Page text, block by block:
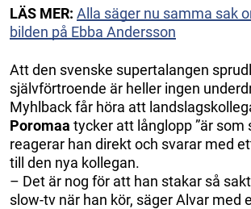
LÄS MER: Alla säger nu samma sak
bilden på Ebba Andersson
Att den svenske supertalangen
självförtroende är heller ingen
Myhlback får höra att
Poromaa tycker att långlopp ”är som
reagerar han direkt och svarar med
till den nya kollegan.
– Det är nog för att han stakar så
slow-tv när han kör, säger Alvar med